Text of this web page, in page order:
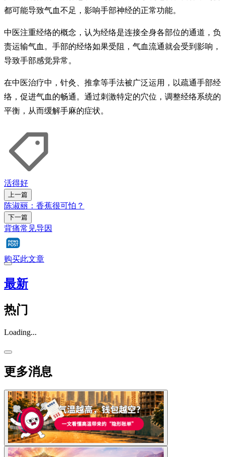
都可能导致气血不足，影响手部神经的正常功能。
中医注重经络的概念，认为经络是连接全身各部位的通道，负
责运输气血。手部的经络如果受阻，气血流通就会受到影响，
导致手部感觉异常。
在中医治疗中，针灸、推拿等手法被广泛运用，以疏通手部经
络，促进气血的畅通。通过刺激特定的穴位，调整经络系统的
平衡，从而缓解手麻的症状。
活得好
上一篇
陈淑丽：香蕉很可怕？
下一篇
背痛常见导因
购买此文章
最新
热门
Loading...
更多消息